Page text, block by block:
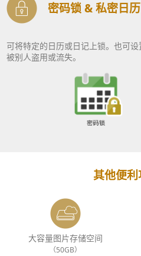
密码锁 & 私密日历
可将特定的日历或日记上锁。也可
被别人盗用或流失。
其他便利
大容量图片存储空间
（50GB）